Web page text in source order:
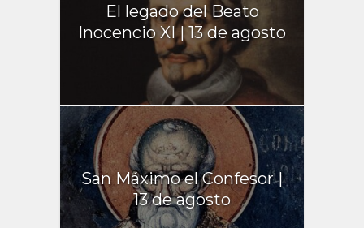
El legado del Beato
Inocencio XI | 13 de agosto
San Máximo el Confesor |
13 de agosto